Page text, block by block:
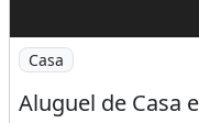
Imagem: Aluguel de
Casa